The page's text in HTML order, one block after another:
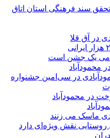
تحقق سند فرهنگی استان اتاق
در آق قلا
یک جشن است
محمودآباد
در سی‌امین جشنواره
در محمودآباد
روستایی نقش ویژه‌ای دارد